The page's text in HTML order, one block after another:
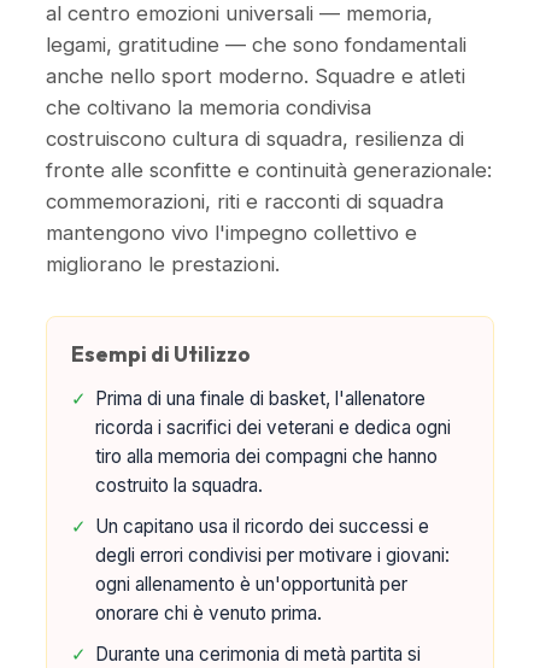
al centro emozioni universali — memoria,
legami, gratitudine — che sono fondamentali
anche nello sport moderno. Squadre e atleti
che coltivano la memoria condivisa
costruiscono cultura di squadra, resilienza di
fronte alle sconfitte e continuità generazionale:
commemorazioni, riti e racconti di squadra
mantengono vivo l'impegno collettivo e
migliorano le prestazioni.
Esempi di Utilizzo
✓ Prima di una finale di basket, l'allenatore
ricorda i sacrifici dei veterani e dedica ogni
tiro alla memoria dei compagni che hanno
costruito la squadra.
✓ Un capitano usa il ricordo dei successi e
degli errori condivisi per motivare i giovani:
ogni allenamento è un'opportunità per
onorare chi è venuto prima.
✓ Durante una cerimonia di metà partita si